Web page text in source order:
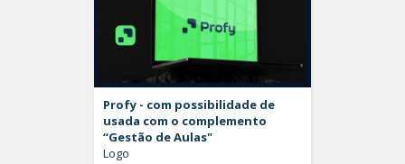
Profy - com possibilidade de
usada com o complemento
“Gestão de Aulas"
Logo